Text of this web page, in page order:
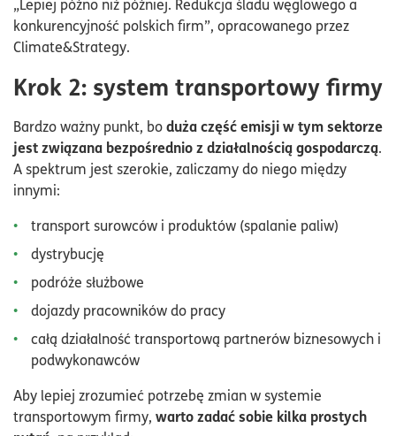
„Lepiej późno niż później. Redukcja śladu węglowego a
konkurencyjność polskich firm”, opracowanego przez
Climate&Strategy.
Krok 2: system transportowy firmy
Bardzo ważny punkt, boduża część emisji w tym sektorze
jest związana bezpośrednio z działalnością gospodarczą.
A spektrum jest szerokie, zaliczamy do niego między
innymi:
transport surowców i produktów (spalanie paliw)
dystrybucję
podróże służbowe
dojazdy pracowników do pracy
całą działalność transportową partnerów biznesowych i
podwykonawców
Aby lepiej zrozumieć potrzebę zmian w systemie
transportowym firmy, warto zadać sobie kilka prostych